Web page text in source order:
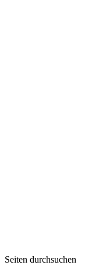
Seiten durchsuchen